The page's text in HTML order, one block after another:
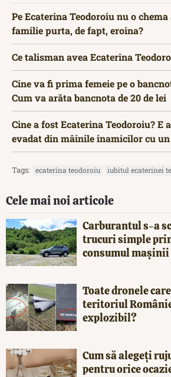
Pe Ecaterina Teodoroiu nu o chema
familie purta, de fapt, eroina?
Ce talisman avea Ecaterina
Cine va fi prima femeie pe o
Cum va arăta bancnota de 20 de lei
Cine a fost Ecaterina Teodoroiu? E
evadat din mâinile inamicilor cu
Tags: ecaterina teodoroiu iubitul ecaterinei
Cele mai noi articole
Carburantul s-a
trucuri simple
consumul mașinii
Toate dronele
teritoriul
explozibil?
Cum să alegeți
pentru orice